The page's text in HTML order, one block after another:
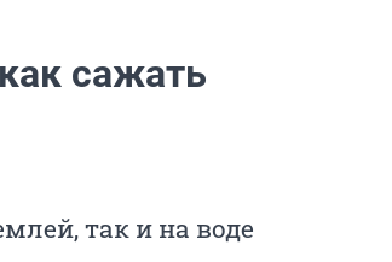
сажать
так и на воде